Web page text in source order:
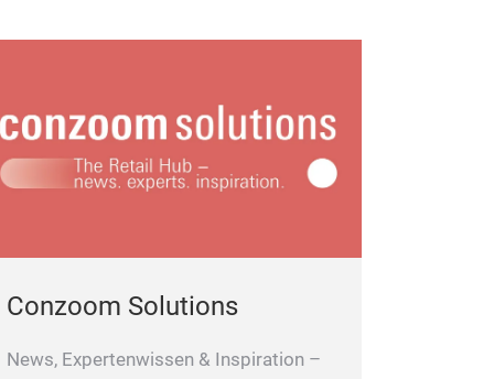
Conzoom Solutions
News, Expertenwissen & Inspiration –